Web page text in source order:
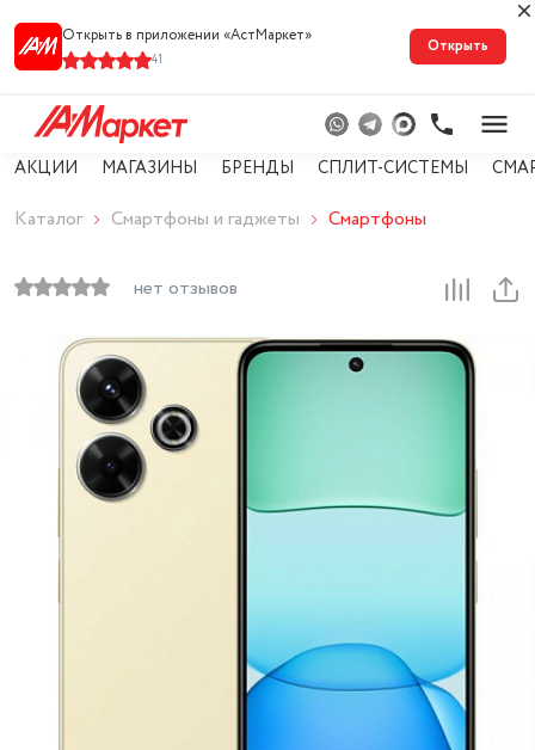
Открыть в приложении «АстМарке‪т‬»
41
Открыть
АКЦИИ МАГАЗИНЫ БРЕНДЫ СПЛИТ-СИСТЕМЫ
Каталог Смартфоны и гаджеты Смартфоны
нет отзывов